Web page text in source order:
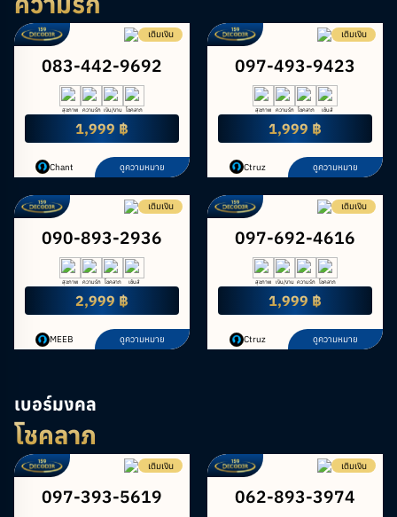
เติมเงิน
083-442-9692
สุขภาพ ความรัก เงิน/งาน โชคลาภ
1,999 ฿
Chant ดูความหมาย
เติมเงิน
097-493-9423
สุขภาพ ความรัก โชคลาภ เซ้นส์
1,999 ฿
Ctruz ดูความหมาย
เติมเงิน
090-893-2936
สุขภาพ ความรัก โชคลาภ เซ้นส์
2,999 ฿
MEEB ดูความหมาย
เติมเงิน
097-692-4616
สุขภาพ เงิน/งาน ความรัก โชคลาภ
1,999 ฿
Ctruz ดูความหมาย
เบอร์มงคล
โชคลาภ
เติมเงิน
097-393-5619
เติมเงิน
062-893-3974